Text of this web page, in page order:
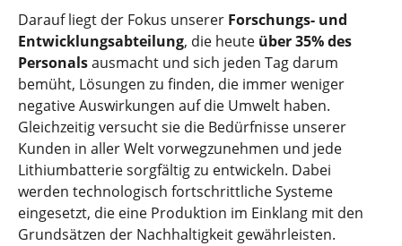
Darauf liegt der Fokus unserer Forschungs- und
Entwicklungsabteilung, die heute über 35% des
Personalsausmacht und sich jeden Tag darum
bemüht, Lösungen zu finden, die immer weniger
negative Auswirkungen auf die Umwelt haben.
Gleichzeitig versucht sie die Bedürfnisse unserer
Kunden in aller Welt vorwegzunehmen und jede
Lithiumbatterie sorgfältig zu entwickeln. Dabei
werden technologisch fortschrittliche Systeme
eingesetzt, die eine Produktion im Einklang mit den
Grundsätzen der Nachhaltigkeit gewährleisten.